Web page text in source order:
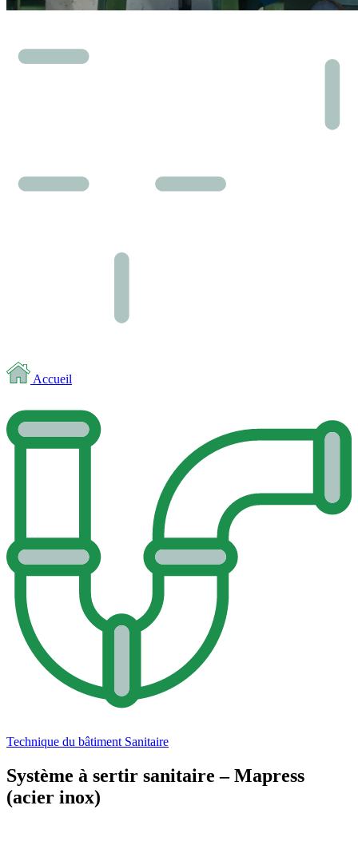
Accueil
Technique du bâtiment Sanitaire
Système à sertir sanitaire – Mapress
(acier inox)